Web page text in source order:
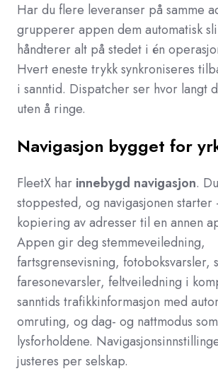
Har du flere leveranser på samme
grupperer appen dem automatisk
håndterer alt på stedet i én
Hvert eneste trykk synkroniseres
i sanntid. Dispatcher ser hvor langt
uten å ringe.
Navigasjon bygget for
FleetX har innebygd navigasjon.
stoppested, og navigasjonen
kopiering av adresser til en annen
Appen gir deg stemmeveiledning,
fartsgrensevisning, fotoboksvarsler,
faresonevarsler, feltveiledning i
sanntids trafikkinformasjon med
omruting, og dag- og nattmodus
lysforholdene.
justeres per selskap.